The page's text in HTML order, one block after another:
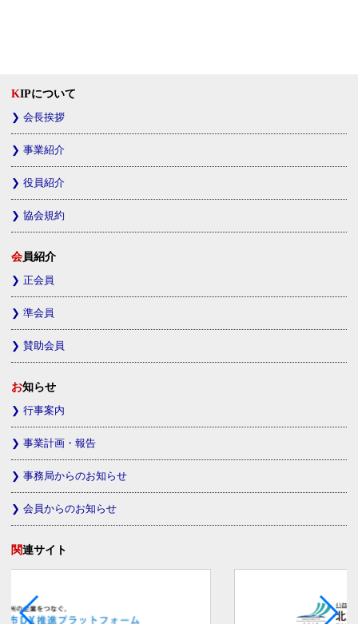
KIPについて
会長挨拶
事業紹介
役員紹介
協会規約
会員紹介
正会員
準会員
賛助会員
お知らせ
行事案内
事業計画・報告
事務局からのお知らせ
会員からのお知らせ
関連サイト